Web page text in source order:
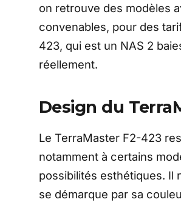
on retrouve des modèles
convenables, pour des
423, qui est un NAS 2
réellement.
Design du
Le TerraMaster F2-423
notamment à certains
possibilités esthétiques. Il
se démarque par sa